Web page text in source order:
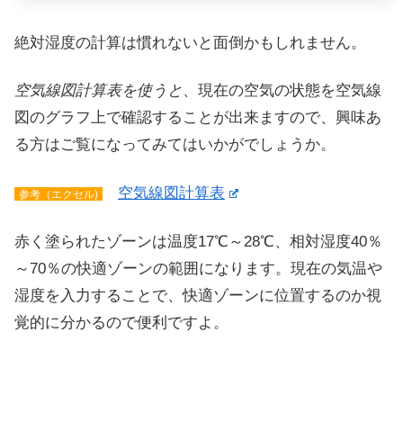
絶対湿度の計算は慣れないと面倒かもしれません。
空気線図計算表を使うと、現在の空気の状態を空気線
図のグラフ上で確認することが出来ますので、興味あ
る方はご覧になってみてはいかがでしょうか。
参考（エクセル) 空気線図計算表
赤く塗られたゾーンは温度17℃～28℃、相対湿度40％
～70％の快適ゾーンの範囲になります。現在の気温や
湿度を入力することで、快適ゾーンに位置するのか視
覚的に分かるので便利ですよ。